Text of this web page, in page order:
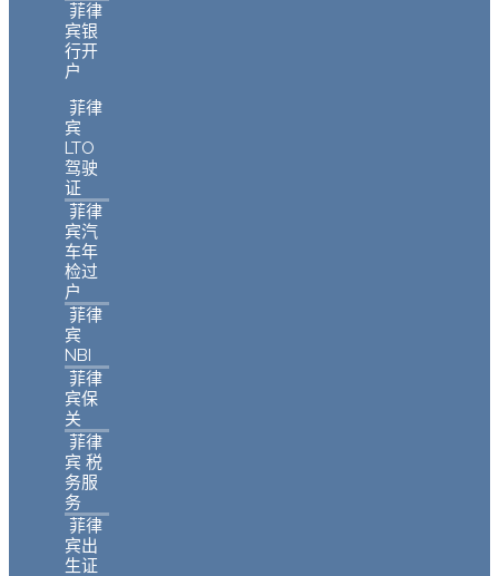
菲律
宾银
行开
户
菲律
宾
LTO
驾驶
证
菲律
宾汽
车年
检过
户
菲律
宾
NBI
菲律
宾保
关
菲律
宾 税
务服
务
菲律
宾出
生证